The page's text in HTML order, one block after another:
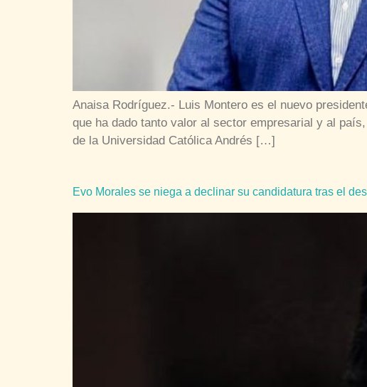
Anaisa Rodríguez.- Luis Montero es el nuevo
que ha dado tanto valor al sector empresarial y al
de la Universidad Católica Andrés […]
Evo Morales se niega a declinar su candidatura tras el